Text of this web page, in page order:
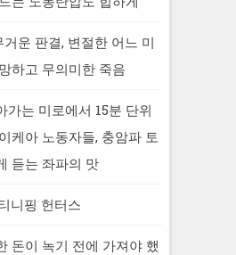
운 판결, 변절한 어느 미
하고 무의미한 죽음
가는 미로에서 15분 단위
케아 노동자들, 충암파 토
듣는 좌파의 맛
니핑 헌터스
돈이 녹기 전에 가져야 했